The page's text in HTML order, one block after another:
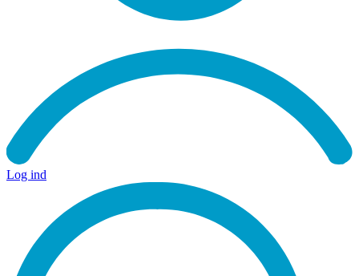
Log ind